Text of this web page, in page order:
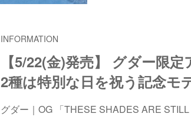
INFORMATION
【5/22(金)発売】 グダー限
2種は特別な日を祝う記念モ
グダー｜OG 「THESE SHADES ARE STILL